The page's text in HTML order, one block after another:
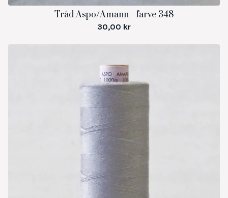
Tråd Aspo/Amann - farve 348
30,00 kr